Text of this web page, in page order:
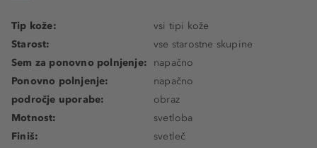
Tip kože:
vsi tipi kože
Starost:
vse starostne skupine
Sem za ponovno polnjenje:
napačno
Ponovno polnjenje:
napačno
področje uporabe:
obraz
Motnost:
svetloba
Finiš:
svetleč